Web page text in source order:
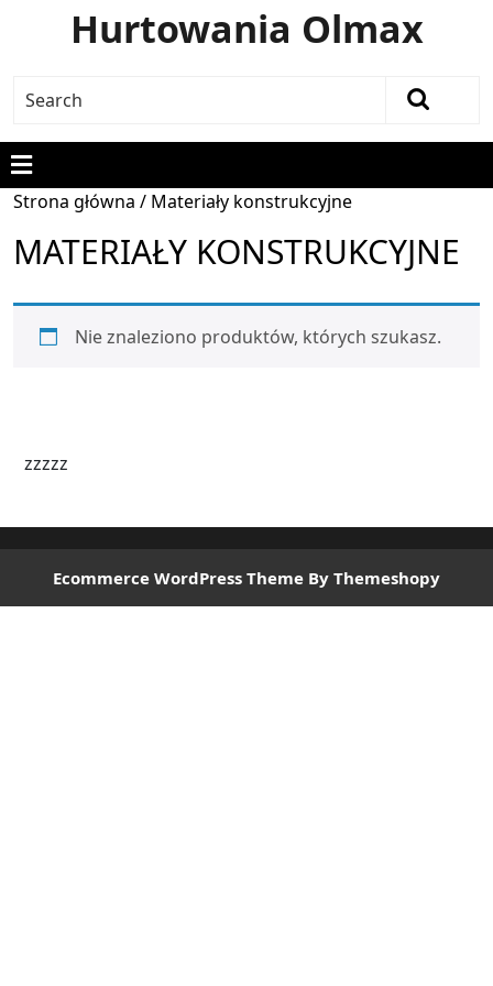
Hurtowania Olmax
Strona główna / Materiały konstrukcyjne
MATERIAŁY KONSTRUKCYJNE
Nie znaleziono produktów, których szukasz.
zzzzz
Ecommerce WordPress Theme By Themeshopy